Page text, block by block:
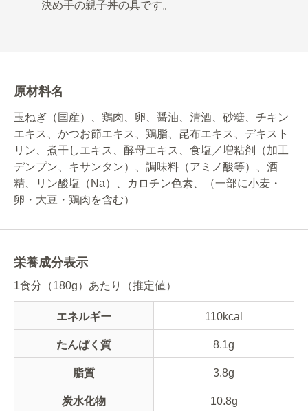
決め手の親子丼の具です。
原材料名
玉ねぎ（国産）、鶏肉、卵、醤油、清酒、砂糖、チキン
エキス、かつお節エキス、鶏脂、昆布エキス、デキスト
リン、煮干しエキス、酵母エキス、食塩／増粘剤（加工
デンプン、キサンタン）、調味料（アミノ酸等）、酒
精、リン酸塩（Na）、カロチン色素、（一部に小麦・
卵・大豆・鶏肉を含む）
栄養成分表示
1食分（180g）あたり（推定値）
エネルギー 110kcal
たんぱく質 8.1g
脂質 3.8g
炭水化物 10.8g